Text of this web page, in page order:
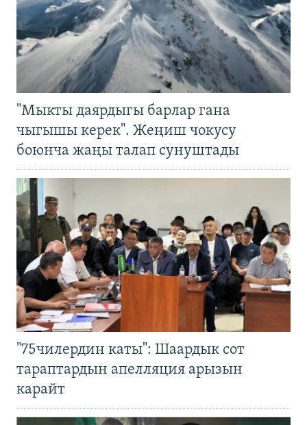
"Мыкты даярдыгы барлар гана
чыгышы керек". Жеңиш чокусу
боюнча жаңы талап сунуштады
"75чилердин каты": Шаардык сот
тараптардын апелляция арызын
карайт